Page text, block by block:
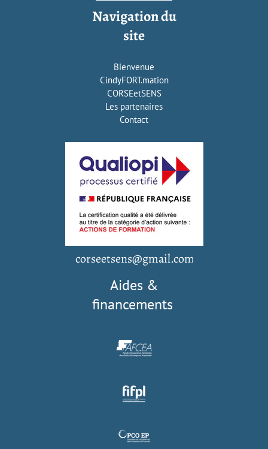
Navigation du
site
Bienvenue
CindyFORT.mation
CORSEetSENS
Les partenaires
Contact
corseetsens@gmail.com
Aides &
financements